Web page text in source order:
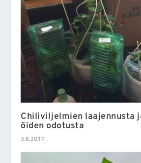
Chiliviljelmien laajennusta
öiden odotusta
3.6.2017